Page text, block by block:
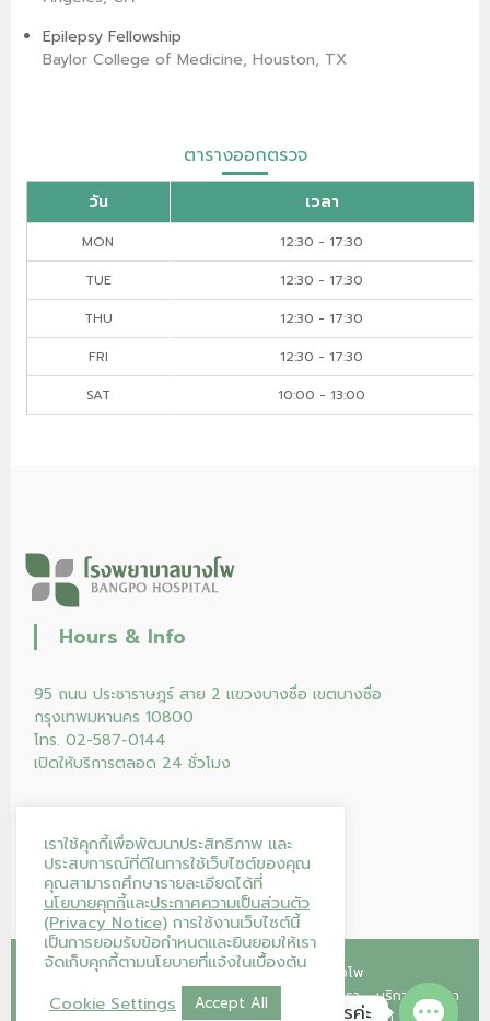
Epilepsy Fellowship
Baylor College of Medicine, Houston, TX
ตารางออกตรวจ
วัน เวลา
MON
12:30 - 17:30
TUE
12:30 - 17:30
THU
12:30 - 17:30
FRI
12:30 - 17:30
SAT
10:00 - 13:00
Hours & Info
95 ถนน ประชาราษฎร์ สาย 2 แขวงบางซื่อ เขตบางซื่อ
กรุงเทพมหานคร 10800
โทร. 02-587-0144
เปิดให้บริการตลอด 24 ชั่วโมง
Copyright © 2026โรงพยาบาลบางโพ
หน้าแรก
คลินิก โปรแกรม/แพ็กเกจ ร้านค้าของเรา
บริการของเรา
เราใช้คุกกี้เพื่อพัฒนาประสิทธิภาพ และ
ประสบการณ์ที่ดีในการใช้เว็บไซต์ของคุณ
คุณสามารถศึกษารายละเอียดได้ที่
นโยบายคุกกี้และประกาศความเป็นส่วนตัว
(Privacy Notice) การใช้งานเว็บไซต์นี้
เป็นการยอมรับข้อกำหนดและยินยอมให้เรา
จัดเก็บคุกกี้ตามนโยบายที่แจ้งในเบื้องต้น
Cookie Settings
Accept All
โรงพยาบาลบางโพ ยินดีให้บริการค่ะ